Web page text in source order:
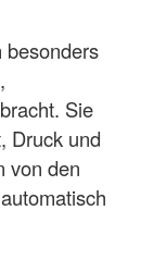
besonders
Sie
Druck und
von den